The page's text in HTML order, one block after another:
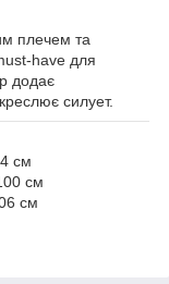
плечем та
have для
додає
силует.
см
см
см